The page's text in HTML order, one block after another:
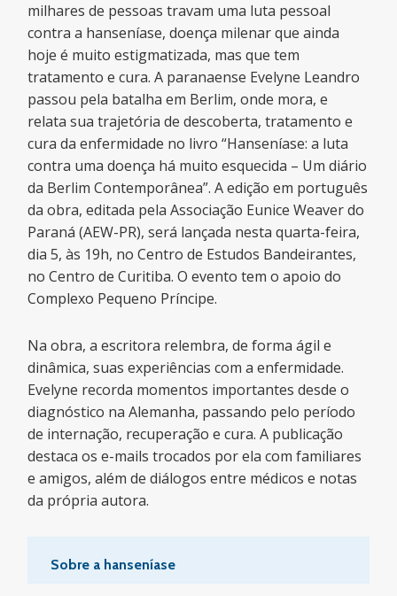
milhares de pessoas travam uma luta pessoal
contra a hanseníase, doença milenar que ainda
hoje é muito estigmatizada, mas que tem
tratamento e cura. A paranaense Evelyne Leandro
passou pela batalha em Berlim, onde mora, e
relata sua trajetória de descoberta, tratamento e
cura da enfermidade no livro “Hanseníase: a luta
contra uma doença há muito esquecida – Um diário
da Berlim Contemporânea”. A edição em português
da obra, editada pela Associação Eunice Weaver do
Paraná (AEW-PR), será lançada nesta quarta-feira,
dia 5, às 19h, no Centro de Estudos Bandeirantes,
no Centro de Curitiba. O evento tem o apoio do
Complexo Pequeno Príncipe.
Na obra, a escritora relembra, de forma ágil e
dinâmica, suas experiências com a enfermidade.
Evelyne recorda momentos importantes desde o
diagnóstico na Alemanha, passando pelo período
de internação, recuperação e cura. A publicação
destaca os e-mails trocados por ela com familiares
e amigos, além de diálogos entre médicos e notas
da própria autora.
Sobre a hanseníase